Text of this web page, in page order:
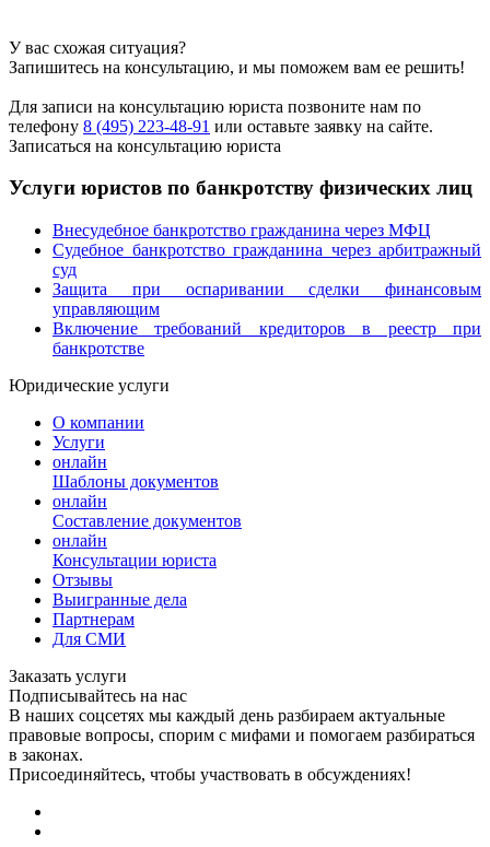
У вас схожая ситуация?
Запишитесь на консультацию, и мы поможем вам ее решить!
Для записи на консультацию юриста позвоните нам по
телефону 8 (495) 223-48-91 или оставьте заявку на сайте.
Записаться на консультацию юриста
Услуги юристов по банкротству физических лиц
Внесудебное банкротство гражданина через МФЦ
Судебное банкротство гражданина через арбитражный
суд
Защита при оспаривании сделки финансовым
управляющим
Включение требований кредиторов в реестр при
банкротстве
Юридические услуги
О компании
Услуги
онлайн
Шаблоны документов
онлайн
Составление документов
онлайн
Консультации юриста
Отзывы
Выигранные дела
Партнерам
Для СМИ
Заказать услуги
Подписывайтесь на нас
В наших соцсетях мы каждый день разбираем актуальные
правовые вопросы, спорим с мифами и помогаем разбираться
в законах.
Присоединяйтесь, чтобы участвовать в обсуждениях!